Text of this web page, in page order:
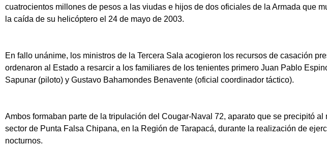
cuatrocientos millones de pesos a las viudas e hijos de dos oficiales de la Armada que
la caída de su helicóptero el 24 de mayo de 2003.
En fallo unánime, los ministros de la Tercera Sala acogieron los recursos de casación
ordenaron al Estado a resarcir a los familiares de los tenientes primero Juan Pablo
Sapunar (piloto) y Gustavo Bahamondes Benavente (oficial coordinador táctico).
Ambos formaban parte de la tripulación del Cougar-Naval 72, aparato que se precipitó al
sector de Punta Falsa Chipana, en la Región de Tarapacá, durante la realización de
nocturnos.